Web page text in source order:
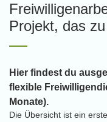
Projekt, das
Hier findest du
flexible
Monate).
Die Übersicht ist ein